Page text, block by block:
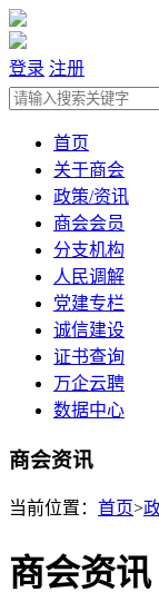
登录 注册
首页
关于商会
政策/资讯
商会会员
分支机构
人民调解
党建专栏
诚信建设
证书查询
万企云聘
数据中心
商会资讯
当前位置： 首页>
商会资